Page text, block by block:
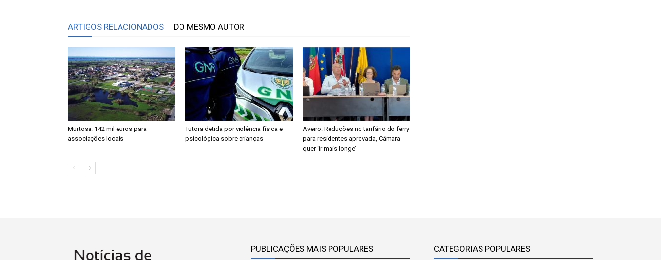
ARTIGOS RELACIONADOS DO MESMO AUTOR
Murtosa: 142 mil euros para
associações locais
Tutora detida por violência física e
psicológica sobre crianças
Aveiro: Reduções no tarifário do ferry
para residentes aprovada, Câmara
quer ‘ir mais longe’
PUBLICAÇÕES MAIS POPULARES CATEGORIAS POPULARES